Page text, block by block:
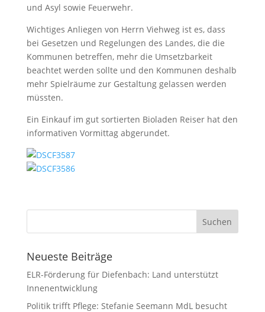
und Asyl sowie Feuerwehr.
Wichtiges Anliegen von Herrn Viehweg ist es, dass
bei Gesetzen und Regelungen des Landes, die die
Kommunen betreffen, mehr die Umsetzbarkeit
beachtet werden sollte und den Kommunen deshalb
mehr Spielräume zur Gestaltung gelassen werden
müssten.
Ein Einkauf im gut sortierten Bioladen Reiser hat den
informativen Vormittag abgerundet.
Neueste Beiträge
ELR-Förderung für Diefenbach: Land unterstützt
Innenentwicklung
Politik trifft Pflege: Stefanie Seemann MdL besucht